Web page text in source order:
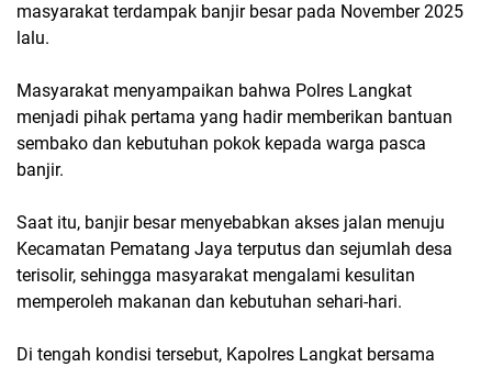
masyarakat terdampak banjir besar pada November 2025
lalu.
Masyarakat menyampaikan bahwa Polres Langkat
menjadi pihak pertama yang hadir memberikan bantuan
sembako dan kebutuhan pokok kepada warga pasca
banjir.
Saat itu, banjir besar menyebabkan akses jalan menuju
Kecamatan Pematang Jaya terputus dan sejumlah desa
terisolir, sehingga masyarakat mengalami kesulitan
memperoleh makanan dan kebutuhan sehari-hari.
Di tengah kondisi tersebut, Kapolres Langkat bersama